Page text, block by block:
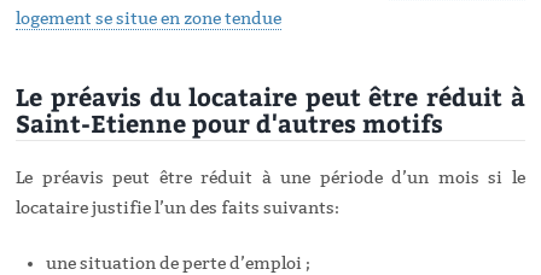
logement se situe en zone tendue
Le préavis du locataire peut être réduit à
Saint-Etienne pour d'autres motifs
Le préavis peut être réduit à une période d’un mois si le
locataire justifie l’un des faits suivants:
une situation de perte d’emploi ;